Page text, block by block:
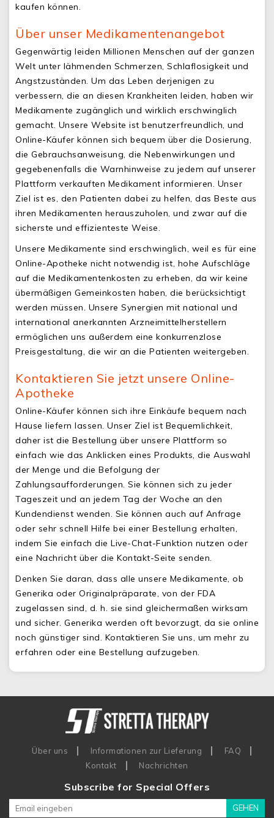
kaufen können.
Über unser Medikamentenangebot
Gegenwärtig leiden Millionen Menschen auf der ganzen
Welt unter lähmenden Schmerzen, Schlaflosigkeit und
Angstzuständen. Um das Leben derjenigen zu
verbessern, die an diesen Krankheiten leiden, haben wir
Medikamente zugänglich und wirklich erschwinglich
gemacht. Unsere Website ist benutzerfreundlich, und
Online-Käufer können sich bequem über die Dosierung,
die Gebrauchsanweisung, die Nebenwirkungen und
gegebenenfalls die Warnhinweise zu jedem auf unserer
Plattform verkauften Medikament informieren. Unser
Ziel ist es, den Patienten dabei zu helfen, das Beste aus
ihren Medikamenten herauszuholen, und zwar auf die
sicherste und effizienteste Weise.
Unsere Medikamente sind erschwinglich, weil es für eine
Online-Apotheke nicht notwendig ist, hohe Aufschläge
auf die Medikamentenkosten zu erheben, da wir keine
übermäßigen Gemeinkosten haben, die berücksichtigt
werden müssen. Unsere Synergien mit national und
international anerkannten Arzneimittelherstellern
ermöglichen uns außerdem eine konkurrenzlose
Preisgestaltung, die wir an die Patienten weitergeben.
Kontaktieren Sie jetzt unsere Online-
Apotheke
Online-Käufer können sich ihre Einkäufe bequem nach
Hause liefern lassen. Unser Ziel ist Bequemlichkeit,
daher ist die Bestellung über unsere Plattform so
einfach wie das Anklicken eines Produkts, die Auswahl
der Menge und die Befolgung der
Zahlungsaufforderungen. Sie können sich zu jeder
Tageszeit und an jedem Tag der Woche an den
Kundendienst wenden. Sie können auch auf Anfrage
oder sehr schnell Hilfe bei einer Bestellung erhalten,
indem Sie einfach die Live-Chat-Funktion nutzen oder
eine Nachricht über die Kontakt-Seite senden.
Denken Sie daran, dass alle unsere Medikamente, ob
Generika oder Originalpräparate, von der FDA
zugelassen sind, d. h. sie sind gleichermaßen wirksam
und sicher. Generika werden oft bevorzugt, da sie online
noch günstiger sind. Kontaktieren Sie uns, um mehr zu
erfahren oder eine Bestellung aufzugeben.
Über uns Informationen zur Lieferung
FAQ
Kontakt
Nachrichten
Subscribe for Special Offers